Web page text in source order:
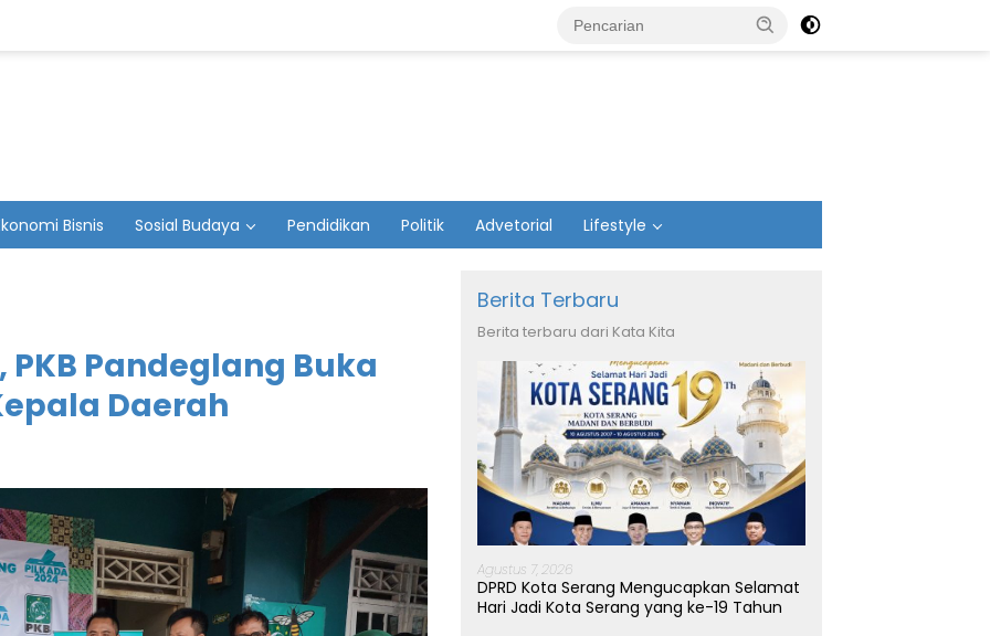
Bisnis Sosial Budaya Pendidikan Politik Advetorial Lifestyle
Pandeglang Buka
Daerah
Berita Terbaru
Berita terbaru dari Kata Kita
Agustus 7, 2026
DPRD Kota Serang Mengucapkan Selamat
Hari Jadi Kota Serang yang ke-19 Tahun